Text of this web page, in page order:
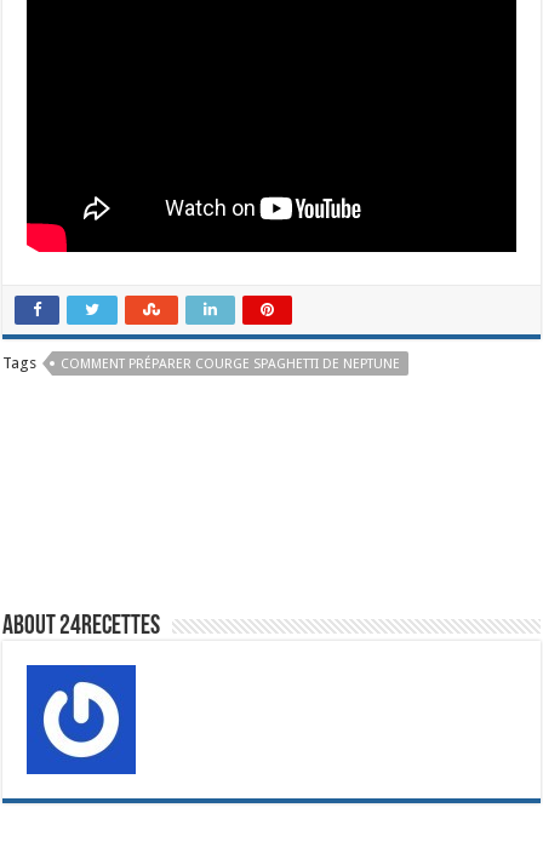
Tags COMMENT PRÉPARER COURGE SPAGHETTI DE NEPTUNE
About 24recettes